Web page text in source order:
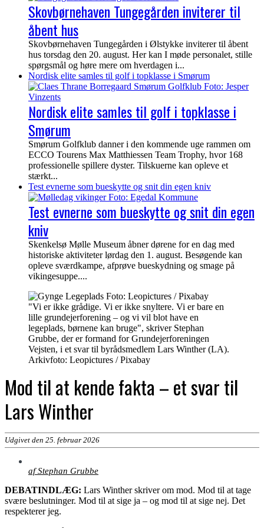
Skovbørnehaven Tungegården inviterer til
åbent hus
Skovbørnehaven Tungegården i Ølstykke inviterer til åbent
hus torsdag den 20. august. Her kan I møde personalet, stille
spørgsmål og høre mere om hverdagen i...
Nordisk elite samles til golf i topklasse i Smørum
Nordisk elite samles til golf i topklasse i
Smørum
Smørum Golfklub danner i den kommende uge rammen om
ECCO Tourens Max Matthiessen Team Trophy, hvor 168
professionelle spillere dyster. Tilskuerne kan opleve et
stærkt...
Test evnerne som bueskytte og snit din egen kniv
Test evnerne som bueskytte og snit din egen
kniv
Skenkelsø Mølle Museum åbner dørene for en dag med
historiske aktiviteter lørdag den 1. august. Besøgende kan
opleve sværdkampe, afprøve bueskydning og smage på
vikingesuppe....
"Vi er ikke grådige. Vi er ikke snyltere. Vi er bare en
lille grundejerforening – og vi vil blot have en
legeplads, børnene kan bruge", skriver Stephan
Grubbe, der er formand for Grundejerforeningen
Vejsten, i et svar til byrådsmedlem Lars Winther (LA).
Arkivfoto: Leopictures / Pixabay
Mod til at kende fakta – et svar til
Lars Winther
Udgivet den 25. februar 2026
af Stephan Grubbe
DEBATINDLÆG: Lars Winther skriver om mod. Mod til at tage
svære beslutninger. Mod til at sige ja – og mod til at sige nej. Det
respekterer jeg.